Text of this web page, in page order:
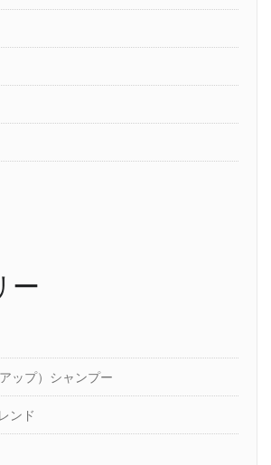
ー
ップ）シャンプー
ンド